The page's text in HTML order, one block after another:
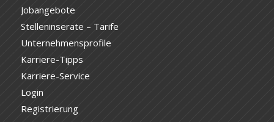
Jobangebote
Stelleninserate – Tarife
Unternehmensprofile
Karriere-Tipps
Karriere-Service
Login
Registrierung